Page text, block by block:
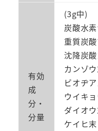
有効
成
分・
分量
(3g中)
炭酸水
重質炭
沈降炭
カンゾ
ビオヂ
ウイキ
ダイオ
ケイヒ